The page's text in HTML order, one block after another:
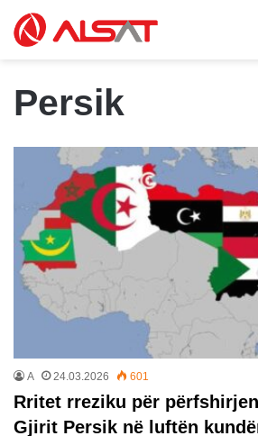
Persik
A 24.03.2026 601
Rritet rreziku për
Gjirit Persik në luftën